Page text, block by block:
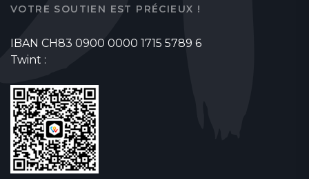
VOTRE SOUTIEN EST PRÉCIEUX !
IBAN CH83 0900 0000 1715 5789 6
Twint :